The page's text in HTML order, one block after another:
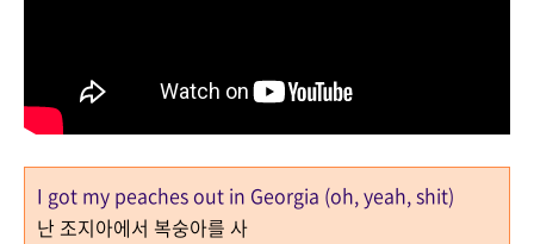
I got my peaches out in Georgia (oh, yeah, shit)
난 조지아에서 복숭아를 사